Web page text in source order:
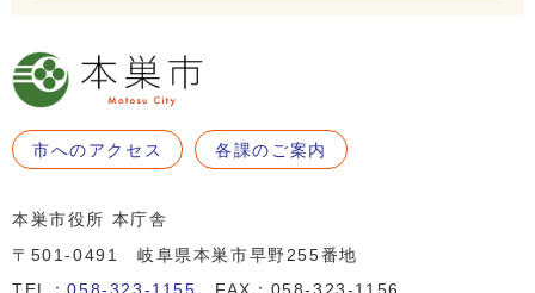
市へのアクセス 各課のご案内
本巣市役所 本庁舎
〒501-0491 岐阜県本巣市早野255番地